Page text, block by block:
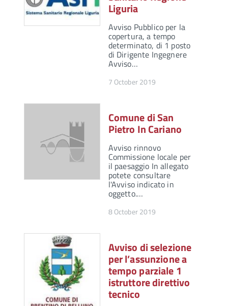
Liguria
Avviso Pubblico per la
copertura, a tempo
determinato, di 1 posto
di Dirigente Ingegnere
Avviso…
7 October 2019
Comune di San
Pietro In Cariano
Avviso rinnovo
Commissione locale per
il paesaggio In allegato
potete consultare
l'Avviso indicato in
oggetto.…
8 October 2019
Avviso di selezione
per l’assunzione a
tempo parziale 1
istruttore direttivo
tecnico